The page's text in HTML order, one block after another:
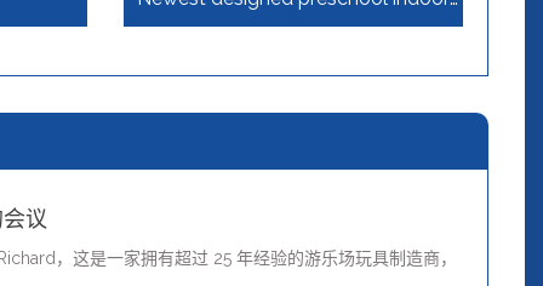
children toys
议
，这是一家拥有超过 25 年经验的游乐场玩具制造商，